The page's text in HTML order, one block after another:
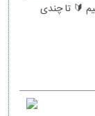
🔰 تا چندی